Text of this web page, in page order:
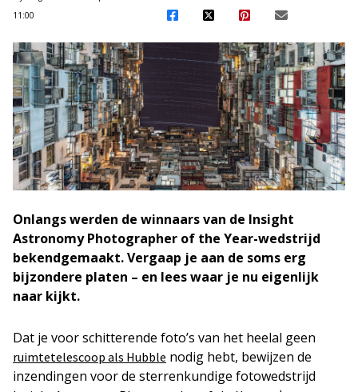
11:00
Onlangs werden de winnaars van de Insight
Astronomy Photographer of the Year-wedstrijd
bekendgemaakt. Vergaap je aan de soms erg
bijzondere platen – en lees waar je nu eigenlijk
naar kijkt.
Dat je voor schitterende foto’s van het heelal geen
ruimtetelescoop als Hubble nodig hebt, bewijzen de
inzendingen voor de sterrenkundige fotowedstrijd